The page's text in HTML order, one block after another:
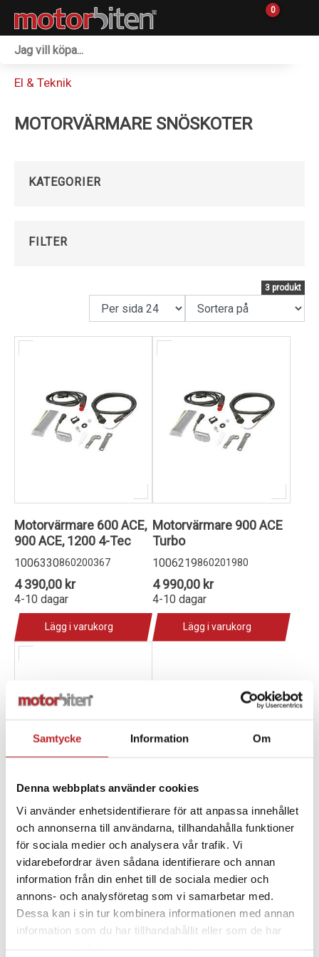
Samtycke Information Om
Denna webbplats använder cookies
Vi använder enhetsidentifierare för att anpassa innehållet
och annonserna till användarna, tillhandahålla funktioner
för sociala medier och analysera vår trafik. Vi
vidarebefordrar även sådana identifierare och annan
information från din enhet till de sociala medier och
annons- och analysföretag som vi samarbetar med.
Dessa kan i sin tur kombinera informationen med annan
information som du har tillhandahållit eller som de har
0
Övrigt & Merch
Kundservice
El & Teknik
MOTORVÄRMARE SNÖSKOTER
KATEGORIER
FILTER
3 produkt
Motorvärmare 600 ACE,
900 ACE, 1200 4-Tec
1006330860200367
4 390,00 kr
4-10 dagar
Lägg i varukorg
Motorvärmare 900 ACE
Turbo
1006219860201980
4 990,00 kr
4-10 dagar
Lägg i varukorg
Ski-Doo
Motorvärmarsats
BLOCK HEATER
1027225860201671
1 590,00 kr
4-10 dagar